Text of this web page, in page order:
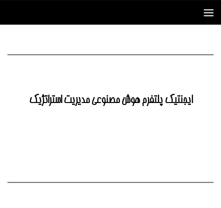
ایجنتیک پلتفرم هوش مصنوعی مدیریت استراتژیک